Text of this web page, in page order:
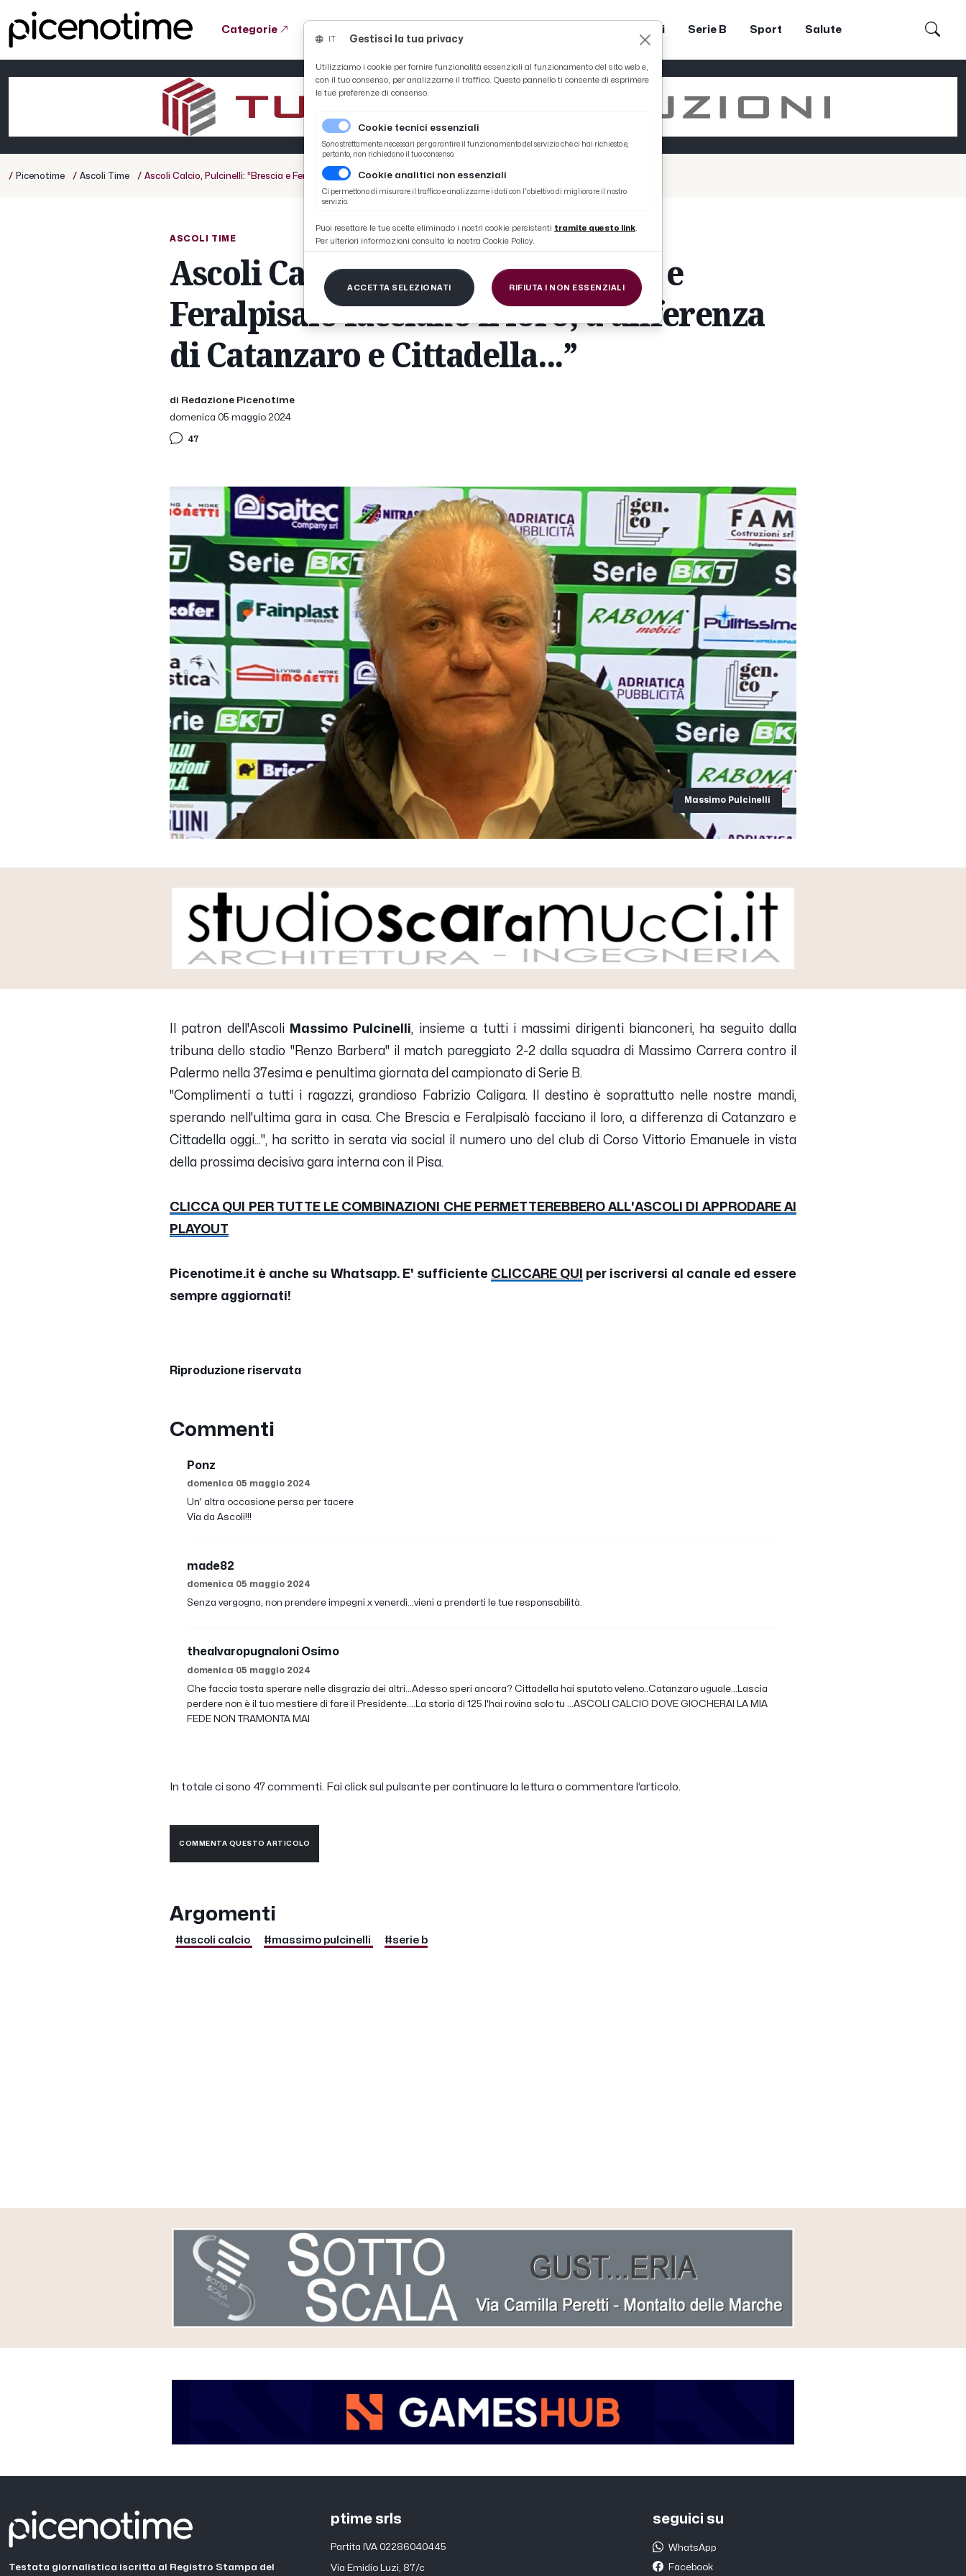
Categorie Coppa Teodori Serie B Sport Salute
/ Picenotime / Ascoli Time / Ascoli Calcio, Pulcinelli: “Brescia e Feralpisalò facciano il loro, a differenza di Catanzaro e Cittadella...”
ASCOLI TIME
Ascoli Calcio, Pulcinelli: “Brescia e
Feralpisalò facciano il loro, a differenza
di Catanzaro e Cittadella...”
di Redazione Picenotime
domenica 05 maggio 2024
47
Massimo Pulcinelli
Il patron dell'Ascoli Massimo Pulcinelli, insieme a tutti i massimi dirigenti bianconeri, ha seguito dalla
tribuna dello stadio "Renzo Barbera" il match pareggiato 2-2 dalla squadra di Massimo Carrera contro il
Palermo nella 37esima e penultima giornata del campionato di Serie B.
"Complimenti a tutti i ragazzi, grandioso Fabrizio Caligara. Il destino è soprattutto nelle nostre mandi,
sperando nell'ultima gara in casa. Che Brescia e Feralpisalò facciano il loro, a differenza di Catanzaro e
Cittadella oggi...", ha scritto in serata via social il numero uno del club di Corso Vittorio Emanuele in vista
della prossima decisiva gara interna con il Pisa.
CLICCA QUI PER TUTTE LE COMBINAZIONI CHE PERMETTEREBBERO ALL'ASCOLI DI APPRODARE AI
PLAYOUT
Picenotime.it è anche su Whatsapp. E' sufficiente CLICCARE QUI
per iscriversi al canale ed essere
sempre aggiornati!
Riproduzione riservata
Commenti
Ponz
domenica 05 maggio 2024
Un' altra occasione persa per tacere
Via da Ascoli!!!
made82
domenica 05 maggio 2024
Senza vergogna, non prendere impegni x venerdì...vieni a prenderti le tue responsabilità.
thealvaropugnaloni Osimo
domenica 05 maggio 2024
Che faccia tosta sperare nelle disgrazia dei altri...Adesso speri ancora? Cittadella hai sputato veleno..Catanzaro uguale...Lascia
perdere non è il tuo mestiere di fare il Presidente....La storia di 125 l'hai rovina solo tu ...ASCOLI CALCIO DOVE GIOCHERAI LA MIA
FEDE NON TRAMONTA MAI
In totale ci sono 47 commenti. Fai click sul pulsante per continuare la lettura o commentare l’articolo.
COMMENTA QUESTO ARTICOLO
Argomenti
#ascoli calcio #massimo pulcinelli #serie b
Testata giornalistica iscritta al Registro Stampa del
ptime srls
Partita IVA 02286040445
Via Emidio Luzi, 87/c
seguici su
WhatsApp
Facebook
Gestisci la tua privacy
Utilizziamo i cookie per fornire funzionalità essenziali al funzionamento del sito web e,
con il tuo consenso, per analizzarne il traffico. Questo pannello ti consente di esprimere
le tue preferenze di consenso.
Cookie tecnici essenziali
Sono strettamente necessari per garantire il funzionamento del servizio che ci hai richiesto e,
pertanto, non richiedono il tuo consenso.
Cookie analitici non essenziali
Ci permettono di misurare il traffico e analizzarne i dati con l'obiettivo di migliorare il nostro
servizio.
Puoi resettare le tue scelte eliminado i nostri cookie persistenti tramite questo link.
Per ulteriori informazioni consulta la nostra Cookie Policy.
ACCETTA SELEZIONATI RIFIUTA I NON ESSENZIALI